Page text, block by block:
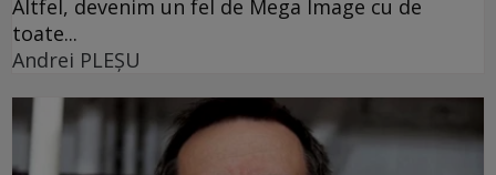
Altfel, devenim un fel de Mega Image cu de
toate...
Andrei PLEŞU